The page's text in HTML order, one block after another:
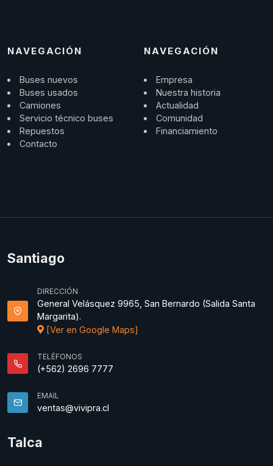
NAVEGACIÓN
Buses nuevos
Buses usados
Camiones
Servicio técnico buses
Repuestos
Contacto
NAVEGACIÓN
Empresa
Nuestra historia
Actualidad
Comunidad
Financiamiento
Santiago
DIRECCIÓN
General Velásquez 9965, San Bernardo (Salida Santa
Margarita).
[Ver en Google Maps]
TELÉFONOS
(+562) 2696 7777
EMAIL
ventas@vivipra.cl
Talca